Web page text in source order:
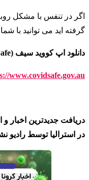
اگر در تنفس با مشکل
گرفته اید می توانید با شماره 000 ارتباط برقرار
دانلود اپ کووید سیف (COVIDSafe)
www.covidsafe.gov.au/
دریافت جدیدترین اخبار
در استرالیا توسط رادیو